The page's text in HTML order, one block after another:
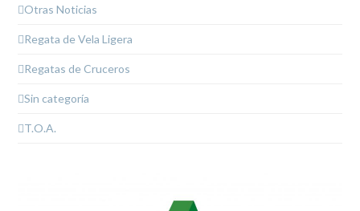
Otras Noticias
Regata de Vela Ligera
Regatas de Cruceros
Sin categoría
T.O.A.